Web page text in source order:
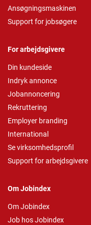
Ansøgningsmaskinen
Support for jobsøgere
For arbejdsgivere
Din kundeside
Indryk annonce
Jobannoncering
Rekruttering
Employer branding
International
Se virksomhedsprofil
Support for arbejdsgivere
Om Jobindex
Om Jobindex
Job hos Jobindex